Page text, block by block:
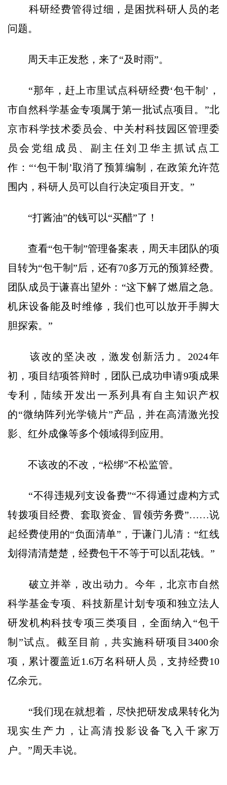
科研经费管得过细，是困扰科研人员的老
问题。
周天丰正发愁，来了“及时雨”。
“那年，赶上市里试点科研经费‘包干制’，
市自然科学基金专项属于第一批试点项目。”北
京市科学技术委员会、中关村科技园区管理委
员会党组成员、副主任刘卫华主抓试点工
作：“‘包干制’取消了预算编制，在政策允许范
围内，科研人员可以自行决定项目开支。”
“打酱油”的钱可以“买醋”了！
查看“包干制”管理备案表，周天丰团队的项
目转为“包干制”后，还有70多万元的预算经费。
团队成员于谦喜出望外：“这下解了燃眉之急。
机床设备能及时维修，我们也可以放开手脚大
胆探索。”
该改的坚决改，激发创新活力。2024年
初，项目结项答辩时，团队已成功申请9项成果
专利，陆续开发出一系列具有自主知识产权
的“微纳阵列光学镜片”产品，并在高清激光投
影、红外成像等多个领域得到应用。
不该改的不改，“松绑”不松监管。
“不得违规列支设备费”“不得通过虚构方式
转拨项目经费、套取资金、冒领劳务费”……说
起经费使用的“负面清单”，于谦门儿清：“红线
划得清清楚楚，经费包干不等于可以乱花钱。”
破立并举，改出动力。今年，北京市自然
科学基金专项、科技新星计划专项和独立法人
研发机构科技专项三类项目，全面纳入“包干
制”试点。截至目前，共实施科研项目3400余
项，累计覆盖近1.6万名科研人员，支持经费10
亿余元。
“我们现在就想着，尽快把研发成果转化为
现实生产力，让高清投影设备飞入千家万
户。”周天丰说。